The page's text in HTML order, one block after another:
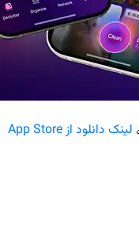
لینک دانلود از App Store